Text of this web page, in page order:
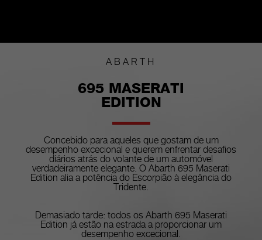
ABARTH
695 MASERATI
EDITION
Concebido para aqueles que gostam de um
desempenho excecional e querem enfrentar desafios
diários atrás do volante de um automóvel
verdadeiramente elegante. O Abarth 695 Maserati
Edition alia a potência do Escorpião à elegância do
Tridente.
Demasiado tarde: todos os Abarth 695 Maserati
Edition já estão na estrada a proporcionar um
desempenho excecional.